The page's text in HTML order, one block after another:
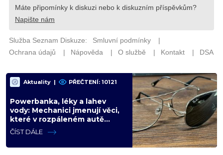
Aktuality | PŘEČTENÍ: 10121
Powerbanka, léky a lahev
vody: Mechanici jmenují věci,
které v rozpáleném autě
nemají co dělat. Hrozí i požár
ČÍST DÁLE